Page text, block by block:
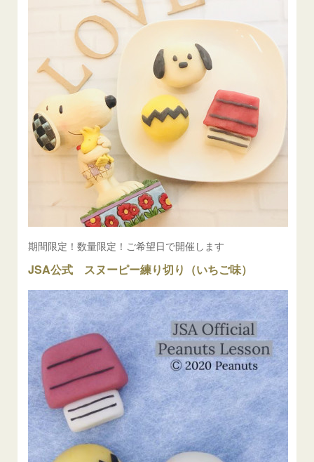
期間限定！数量限定！ご希望日で開催します
JSA公式 スヌーピー練り切り（いちご味）